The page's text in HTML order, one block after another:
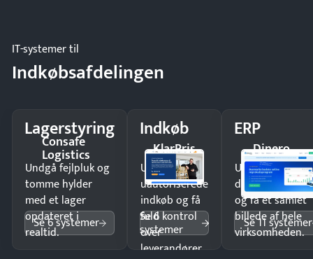
IT-systemer til
Indkøbsafdelingen
Lagerstyring
Consafe
Logistics
Undgå fejlpluk og
tomme hylder
med et lager
opdateret i
realtid.
Se 6 systemer
Indkøb
KlarPris
Undgå
uautoriserede
indkøb og få
fuld kontrol
over
leverandører
Se 6
systemer
ERP
Dinero
Undgå
og få ét samlet
billede af hele
virksomheden.
Se 11 systemer